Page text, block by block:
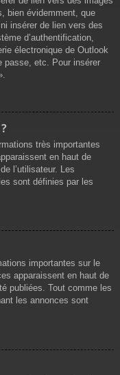
bien évidemment, que
insérer de lien vers des
d’authentification,
électronique de Outlook
passe, etc. Pour insérer
très importantes
en haut de
l’utilisateur. Les
sont définies par les
importantes sur le
apparaissent en haut de
publiées. Tout comme les
les annonces sont